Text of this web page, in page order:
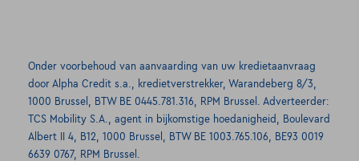
Onder voorbehoud van aanvaarding van uw kredietaanvraag
door Alpha Credit s.a., kredietverstrekker, Warandeberg 8/3,
1000 Brussel, BTW BE 0445.781.316, RPM Brussel. Adverteerder:
TCS Mobility S.A., agent in bijkomstige hoedanigheid, Boulevard
Albert II 4, B12, 1000 Brussel, BTW BE 1003.765.106, BE93 0019
6639 0767, RPM Brussel.